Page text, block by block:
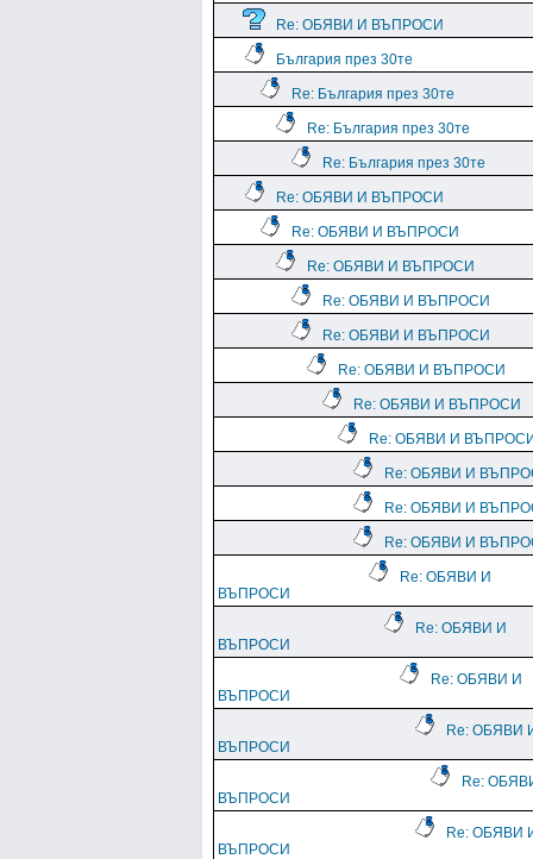
Re: ОБЯВИ И ВЪПРОСИ
България през 30те
Re: България през 30те
Re: България през 30те
Re: България през 30те
Re: ОБЯВИ И ВЪПРОСИ
Re: ОБЯВИ И ВЪПРОСИ
Re: ОБЯВИ И ВЪПРОСИ
Re: ОБЯВИ И ВЪПРОСИ
Re: ОБЯВИ И ВЪПРОСИ
Re: ОБЯВИ И ВЪПРОСИ
Re: ОБЯВИ И ВЪПРОСИ
Re: ОБЯВИ И
Re: ОБЯВИ И
Re: ОБЯВИ И
Re: ОБЯВИ И
Re: ОБЯВИ И
ВЪПРОСИ
Re: ОБЯВИ И
ВЪПРОСИ
Re: ОБЯВИ И
ВЪПРОСИ
Re: ОБЯВИ
ВЪПРОСИ
Re:
ВЪПРОСИ
Re: ОБЯВИ
ВЪПРОСИ